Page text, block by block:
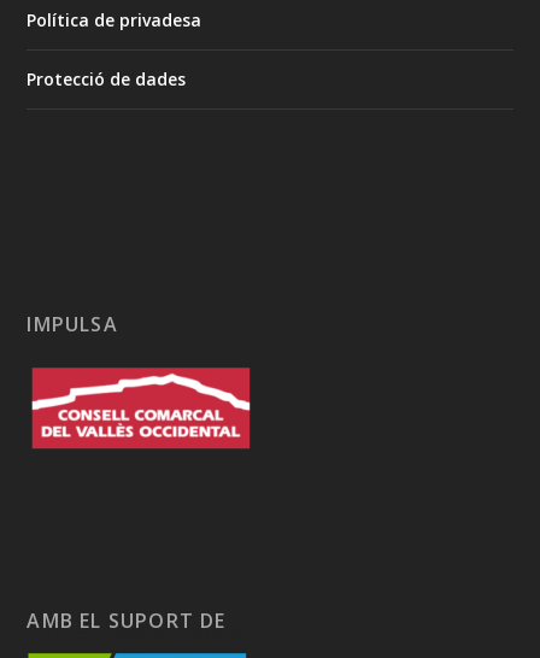
Política de privadesa
Protecció de dades
IMPULSA
AMB EL SUPORT DE